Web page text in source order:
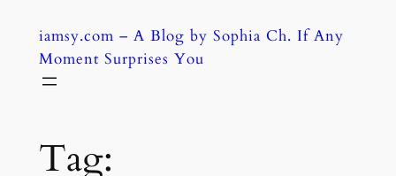
content
iamsy.com – A Blog by Sophia Ch. If Any
Moment Surprises You
Tag: